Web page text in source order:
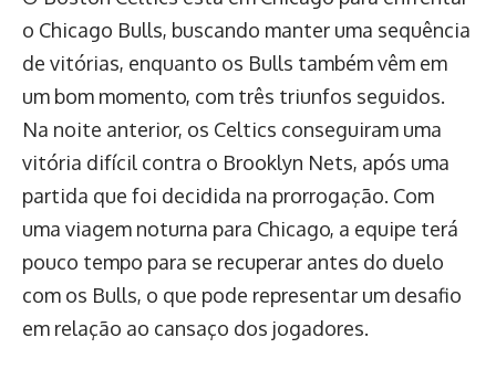
o Chicago Bulls, buscando manter uma sequência
de vitórias, enquanto os Bulls também vêm em
um bom momento, com três triunfos seguidos.
Na noite anterior, os Celtics conseguiram uma
vitória difícil contra o Brooklyn Nets, após uma
partida que foi decidida na prorrogação. Com
uma viagem noturna para Chicago, a equipe terá
pouco tempo para se recuperar antes do duelo
com os Bulls, o que pode representar um desafio
em relação ao cansaço dos jogadores.